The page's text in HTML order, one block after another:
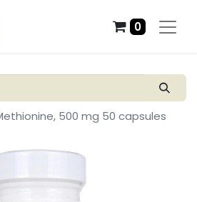
0
500 mg 50 capsules